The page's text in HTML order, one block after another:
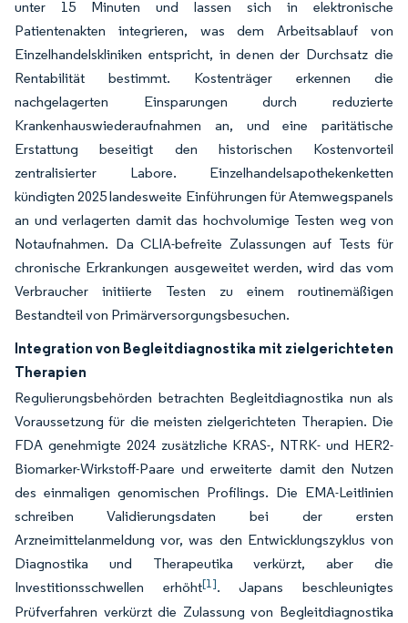
unter 15 Minuten und lassen sich in elektronische
Patientenakten integrieren, was dem Arbeitsablauf von
Einzelhandelskliniken entspricht, in denen der Durchsatz die
Rentabilität bestimmt. Kostenträger erkennen die
nachgelagerten Einsparungen durch reduzierte
Krankenhauswiederaufnahmen an, und eine paritätische
Erstattung beseitigt den historischen Kostenvorteil
zentralisierter Labore. Einzelhandelsapothekenketten
kündigten 2025 landesweite Einführungen für Atemwegspanels
an und verlagerten damit das hochvolumige Testen weg von
Notaufnahmen. Da CLIA-befreite Zulassungen auf Tests für
chronische Erkrankungen ausgeweitet werden, wird das vom
Verbraucher initiierte Testen zu einem routinemäßigen
Bestandteil von Primärversorgungsbesuchen.
Integration von Begleitdiagnostika mit zielgerichteten
Therapien
Regulierungsbehörden betrachten Begleitdiagnostika nun als
Voraussetzung für die meisten zielgerichteten Therapien. Die
FDA genehmigte 2024 zusätzliche KRAS-, NTRK- und HER2-
Biomarker-Wirkstoff-Paare und erweiterte damit den Nutzen
des einmaligen genomischen Profilings. Die EMA-Leitlinien
schreiben Validierungsdaten bei der ersten
Arzneimittelanmeldung vor, was den Entwicklungszyklus von
Diagnostika und Therapeutika verkürzt, aber die
Investitionsschwellen erhöht[1]. Japans beschleunigtes
Prüfverfahren verkürzt die Zulassung von Begleitdiagnostika